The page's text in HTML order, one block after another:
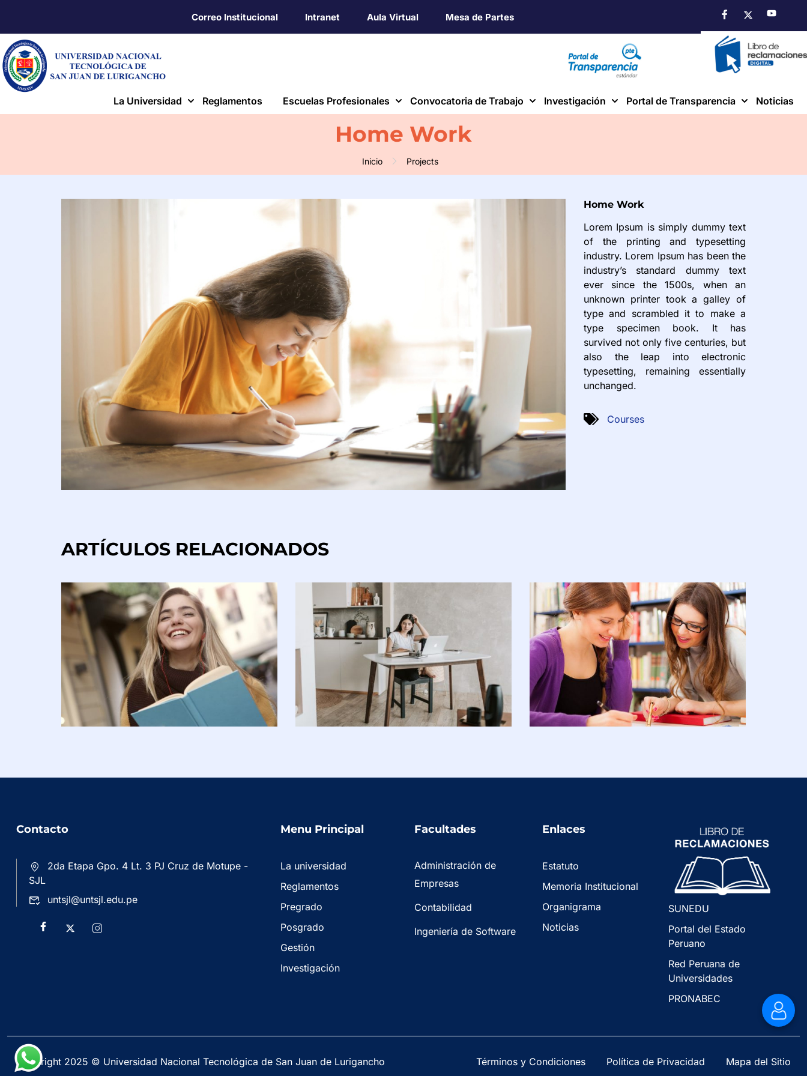
Correo Institucional Intranet Aula Virtual Mesa de Partes
La Universidad Reglamentos Escuelas Profesionales Convocatoria de Trabajo Investigación Portal de Transparencia Noticias
Home Work
Inicio Projects
Home Work
Lorem Ipsum is simply dummy text
of the printing and typesetting
industry. Lorem Ipsum has been the
industry’s standard dummy text
ever since the 1500s, when an
unknown printer took a galley of
type and scrambled it to make a
type specimen book. It has
survived not only five centuries, but
also the leap into electronic
typesetting, remaining essentially
unchanged.
Courses
ARTÍCULOS RELACIONADOS
Contacto
2da Etapa Gpo. 4 Lt. 3 PJ Cruz de Motupe -
SJL
untsjl@untsjl.edu.pe
Menu Principal
La universidad
Reglamentos
Pregrado
Posgrado
Gestión
Investigación
Facultades
Administración de
Empresas
Contabilidad
Ingeniería de Software
Enlaces
Estatuto
Memoria Institucional
Organigrama
Noticias
SUNEDU
Portal del Estado
Peruano
Red Peruana de
Universidades
PRONABEC
Copyright 2025 © Universidad Nacional Tecnológica de San Juan de Lurigancho Términos y Condiciones Política de Privacidad Mapa del Sitio